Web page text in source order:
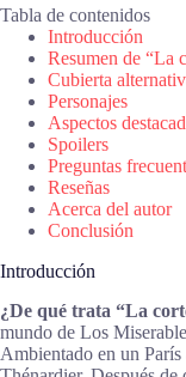
Tabla de contenidos
Introducción
Resumen de “La
Cubierta
Personajes
Aspectos
Spoilers
Preguntas
Reseñas
Acerca del autor
Conclusión
Introducción
¿De qué trata “La
mundo de Los
Ambientado en un